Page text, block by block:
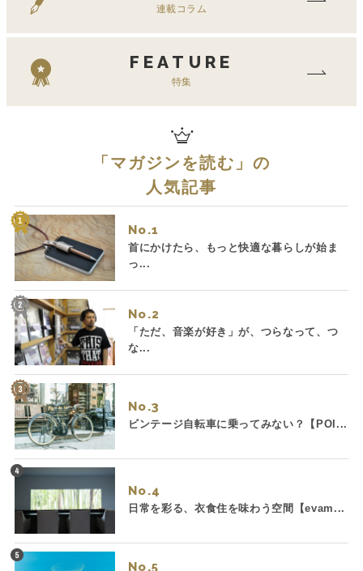
連載コラム
FEATURE
特集
「 マガジンを読む 」の
人気記事
No.
首にかけたら、もっと快適な暮らしが始ま
っ...
No.
「ただ、音楽が好き」が、つらなって、つ
な...
No.
ビンテージ自転車に乗ってみない？【POI...
No.
日常を彩る、衣食住を味わう空間【evam...
No.